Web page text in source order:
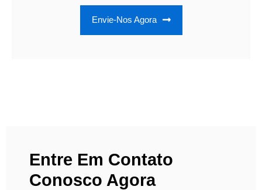
Envie-Nos Agora
Entre Em Contato
Conosco Agora